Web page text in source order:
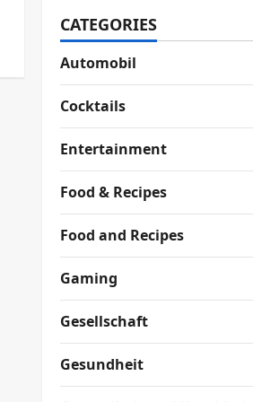
CATEGORIES
Automobil
Cocktails
Entertainment
Food & Recipes
Food and Recipes
Gaming
Gesellschaft
Gesundheit